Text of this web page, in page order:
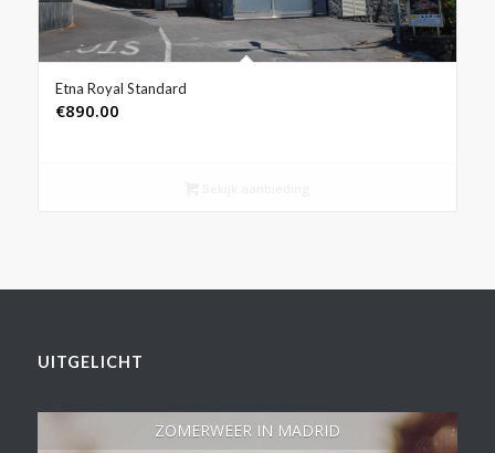
Etna Royal Standard
€890.00
UITGELICHT
ZOMERWEER IN MADRID